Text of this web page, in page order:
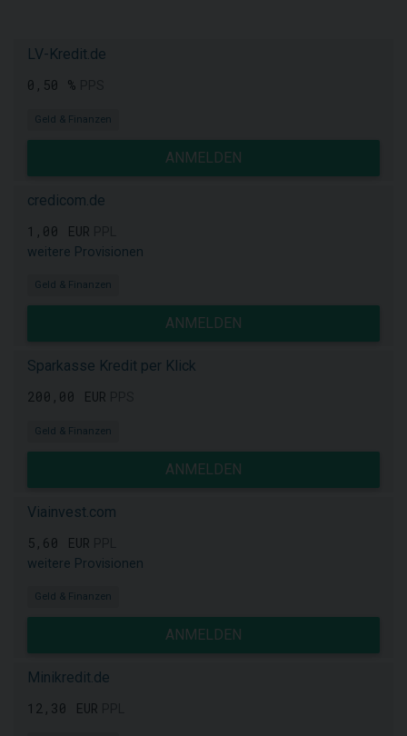
LV-Kredit.de
0,50 %
Geld & Finanzen
ANMELDEN
credicom.de
1,00 EUR
weitere Provisionen
Geld & Finanzen
ANMELDEN
Sparkasse Kredit per Klick
200,00 EUR
Geld & Finanzen
ANMELDEN
Viainvest.com
5,60 EUR
weitere Provisionen
Geld & Finanzen
ANMELDEN
Minikredit.de
12,30 EUR